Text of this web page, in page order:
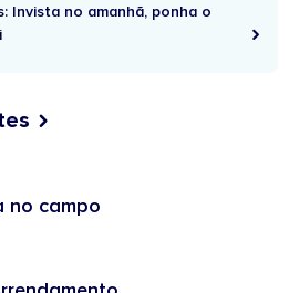
Invista no amanhã, ponha o
no campo